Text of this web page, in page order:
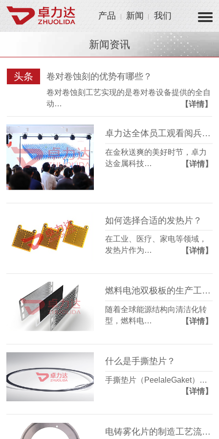
产品 新闻 我们
新闻资讯
头条 卷对卷蚀刻的优势有哪些？
卷对卷蚀刻工艺实现的是卷对卷设备提供的全自
动…
【详情】
卓力达全体员工观看阅兵仪式 凝聚爱国情怀激发制造热情！
在金秋送爽的美好时节，卓力
达金属科技…
【详情】
如何选择合适的发热片？
在工业、医疗、家电等领域，
发热片作为…
【详情】
燃料电池双极板的生产工艺有哪些？
随着全球能源结构向清洁化转
型，燃料电…
【详情】
什么是手撕垫片？
手撕垫片（PeelaleGaket）…
【详情】
电铸雾化片的制造工艺流程是怎样的？